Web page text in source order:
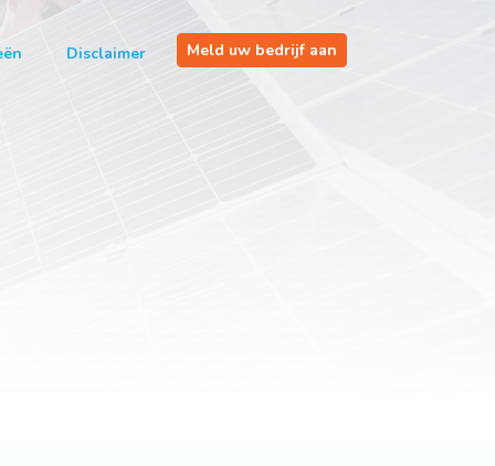
Disclaimer Meld uw bedrijf aan